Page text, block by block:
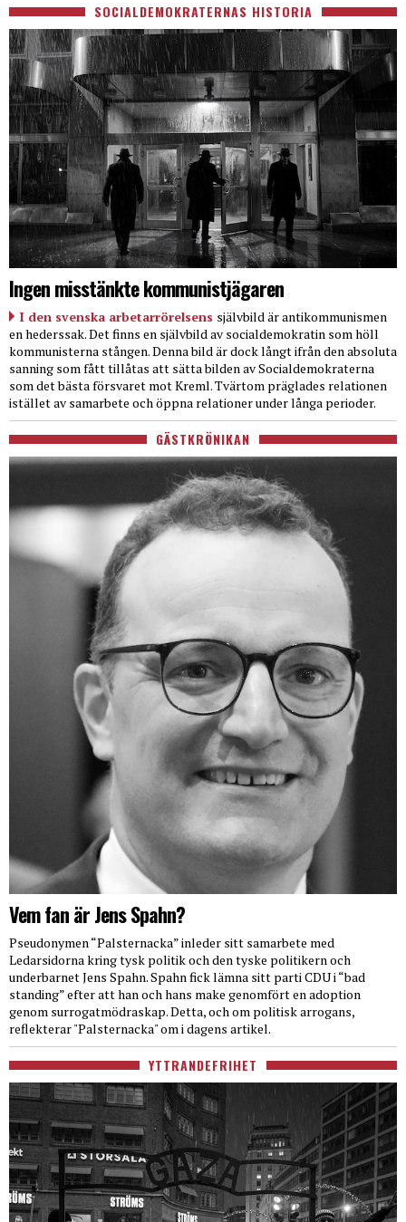
SOCIALDEMOKRATERNAS HISTORIA
Ingen misstänkte kommunistjägaren
I den svenska arbetarrörelsens självbild är antikommunismen
en hederssak. Det finns en självbild av socialdemokratin som höll
kommunisterna stången. Denna bild är dock långt ifrån den absoluta
sanning som fått tillåtas att sätta bilden av Socialdemokraterna
som det bästa försvaret mot Kreml. Tvärtom präglades relationen
istället av samarbete och öppna relationer under långa perioder.
GÄSTKRÖNIKAN
Vem fan är Jens Spahn?
Pseudonymen “Palsternacka” inleder sitt samarbete med
Ledarsidorna kring tysk politik och den tyske politikern och
underbarnet Jens Spahn. Spahn fick lämna sitt parti CDU i “bad
standing” efter att han och hans make genomfört en adoption
genom surrogatmödraskap. Detta, och om politisk arrogans,
reflekterar "Palsternacka" om i dagens artikel.
YTTRANDEFRIHET